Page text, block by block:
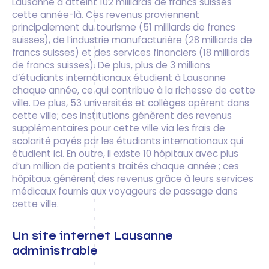
cette année-là. Ces revenus proviennent
principalement du tourisme (51 milliards de francs
suisses), de l’industrie manufacturière (28 milliards de
francs suisses) et des services financiers (18 milliards
de francs suisses). De plus, plus de 3 millions
d’étudiants internationaux étudient à Lausanne
chaque année, ce qui contribue à la richesse de cette
ville. De plus, 53 universités et collèges opèrent dans
cette ville; ces institutions génèrent des revenus
supplémentaires pour cette ville via les frais de
scolarité payés par les étudiants internationaux qui
étudient ici. En outre, il existe 10 hôpitaux avec plus
d’un million de patients traités chaque année ; ces
hôpitaux génèrent des revenus grâce à leurs services
médicaux fournis aux voyageurs de passage dans
cette ville.
Un site internet Lausanne
administrable